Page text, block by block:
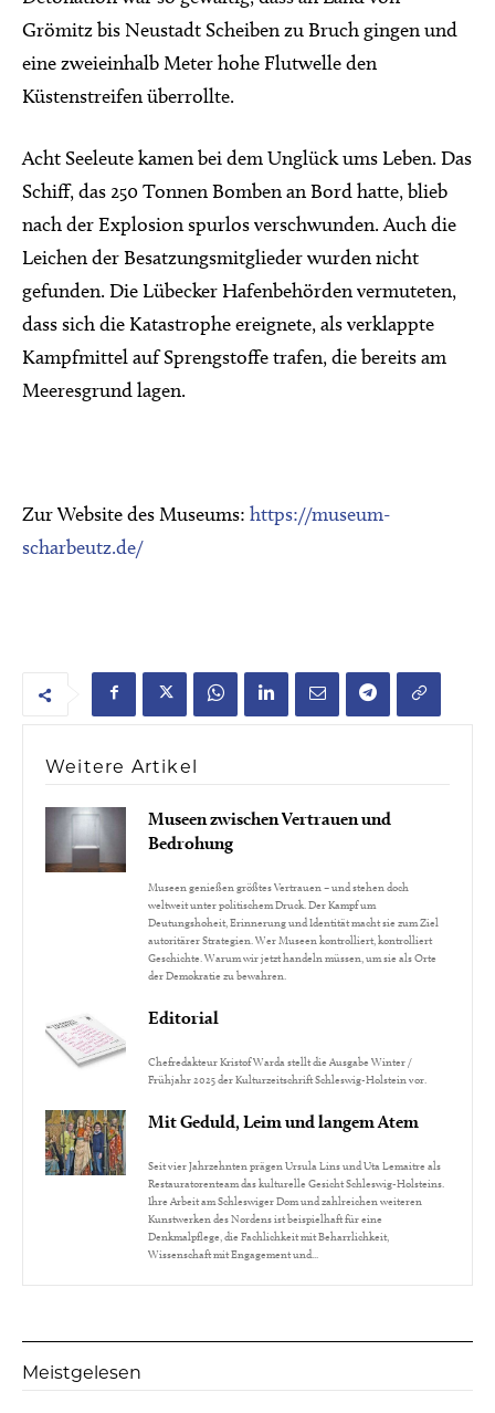
Grömitz bis Neustadt Scheiben zu Bruch gingen und
eine zweieinhalb Meter hohe Flutwelle den
Küstenstreifen überrollte.
Acht Seeleute kamen bei dem Unglück ums Leben. Das
Schiff, das 250 Tonnen Bomben an Bord hatte, blieb
nach der Explosion spurlos verschwunden. Auch die
Leichen der Besatzungsmitglieder wurden nicht
gefunden. Die Lübecker Hafenbehörden vermuteten,
dass sich die Katastrophe ereignete, als verklappte
Kampfmittel auf Sprengstoffe trafen, die bereits am
Meeresgrund lagen.
Zur Website des Museums: https://museum-
scharbeutz.de/
Weitere Artikel
Museen zwischen Vertrauen und
Bedrohung
Museen genießen größtes Vertrauen – und stehen doch
weltweit unter politischem Druck. Der Kampf um
Deutungshoheit, Erinnerung und Identität macht sie zum Ziel
autoritärer Strategien. Wer Museen kontrolliert, kontrolliert
Geschichte. Warum wir jetzt handeln müssen, um sie als Orte
der Demokratie zu bewahren.
Editorial
Chefredakteur Kristof Warda stellt die Ausgabe Winter /
Frühjahr 2025 der Kulturzeitschrift Schleswig-Holstein vor.
Mit Geduld, Leim und langem Atem
Seit vier Jahrzehnten prägen Ursula Lins und Uta Lemaitre als
Restauratorenteam das kulturelle Gesicht Schleswig-Holsteins.
Ihre Arbeit am Schleswiger Dom und zahlreichen weiteren
Kunstwerken des Nordens ist beispielhaft für eine
Denkmalpflege, die Fachlichkeit mit Beharrlichkeit,
Wissenschaft mit Engagement und...
Meistgelesen